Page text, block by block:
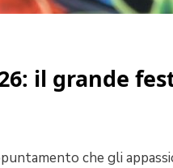
il grande
che gli